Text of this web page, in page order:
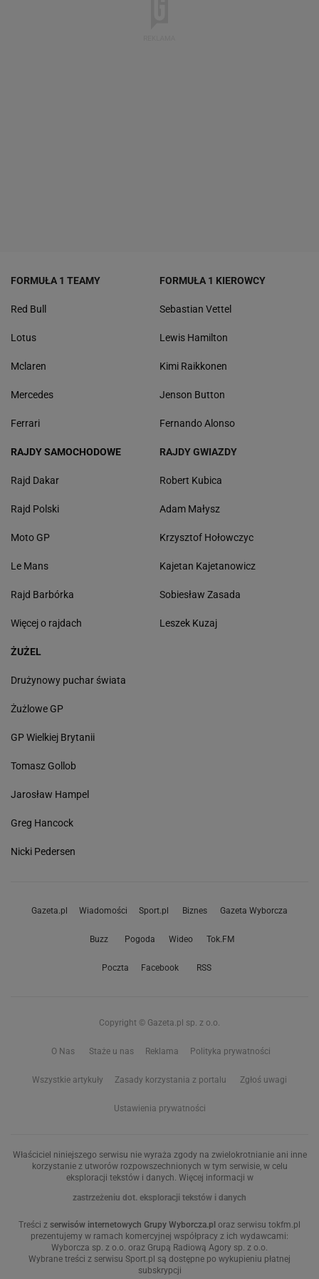
FORMUŁA 1 TEAMY
Red Bull
Lotus
Mclaren
Mercedes
Ferrari
FORMUŁA 1 KIEROWCY
Sebastian Vettel
Lewis Hamilton
Kimi Raikkonen
Jenson Button
Fernando Alonso
RAJDY SAMOCHODOWE
Rajd Dakar
Rajd Polski
Moto GP
Le Mans
Rajd Barbórka
Więcej o rajdach
RAJDY GWIAZDY
Robert Kubica
Adam Małysz
Krzysztof Hołowczyc
Kajetan Kajetanowicz
Sobiesław Zasada
Leszek Kuzaj
ŻUŻEL
Drużynowy puchar świata
Żużlowe GP
GP Wielkiej Brytanii
Tomasz Gollob
Jarosław Hampel
Greg Hancock
Nicki Pedersen
Gazeta.pl Wiadomości Sport.pl Biznes Gazeta Wyborcza
Buzz Pogoda Wideo Tok.FM
Poczta Facebook RSS
Copyright © Gazeta.pl sp. z o.o.
O Nas Staże u nas Reklama Polityka prywatności
Wszystkie artykuły Zasady korzystania z portalu Zgłoś uwagi
Ustawienia prywatności
Właściciel niniejszego serwisu nie wyraża zgody na zwielokrotnianie ani inne
korzystanie z utworów rozpowszechnionych w tym serwisie, w celu
eksploracji tekstów i danych. Więcej informacji w
zastrzeżeniu dot. eksploracji tekstów i danych
Treści z serwisów internetowych Grupy Wyborcza.pl oraz serwisu tokfm.pl
prezentujemy w ramach komercyjnej współpracy z ich wydawcami:
Wyborcza sp. z o.o. oraz Grupą Radiową Agory sp. z o.o.
Wybrane treści z serwisu Sport.pl są dostępne po wykupieniu płatnej
subskrypcji